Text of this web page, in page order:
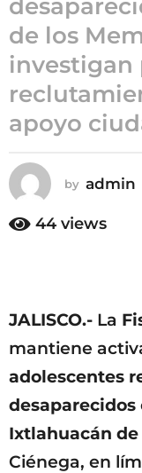
7
m
e
e
s
g
o
de los
investigan
apoyo
by admin
44 views
JALISCO.- La
mantiene
adolescentes
desaparecidos
Ixtlahuacán
Ciénega, en